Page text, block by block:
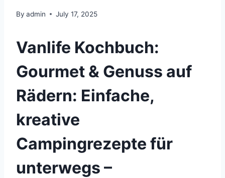
By admin July 17, 2025
Vanlife Kochbuch:
Gourmet & Genuss auf
Rädern: Einfache,
kreative
Campingrezepte für
unterwegs –